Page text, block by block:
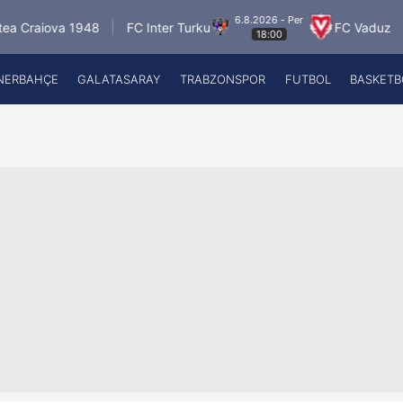
1948 FC Inter Turku
6.8.2026 - Per
18:00
FC Vaduz
GALATASARAY TRABZONSPOR FUTBOL